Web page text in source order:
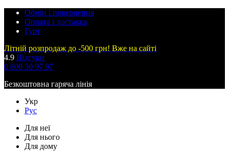
Обмін і повернення
Оплата і доставка
Гурт
Літній розпродаж до -500 грн! Вже на сайті
4.9 Відгуки
0 800 50 97 97
Безкоштовна гаряча лінія
Укр
Рус
Для неї
Для нього
Для дому